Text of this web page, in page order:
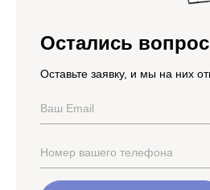
Остались
Оставьте заявку, и мы на них